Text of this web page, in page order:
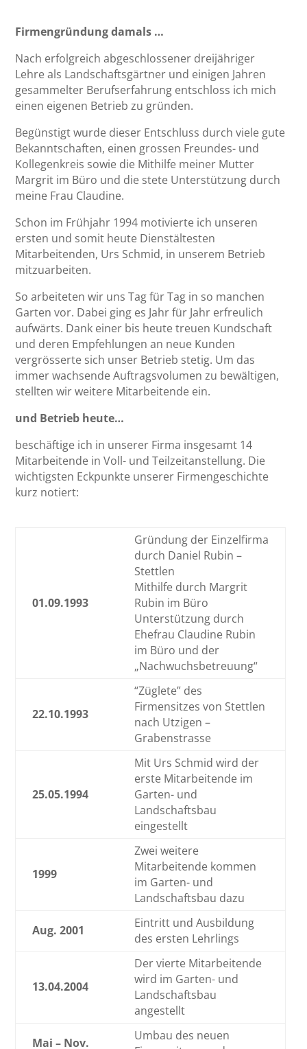
Firmengründung damals …
Nach erfolgreich abgeschlossener dreijähriger
Lehre als Landschaftsgärtner und einigen Jahren
gesammelter Berufserfahrung entschloss ich mich
einen eigenen Betrieb zu gründen.
Begünstigt wurde dieser Entschluss durch viele gute
Bekanntschaften, einen grossen Freundes- und
Kollegenkreis sowie die Mithilfe meiner Mutter
Margrit im Büro und die stete Unterstützung durch
meine Frau Claudine.
Schon im Frühjahr 1994 motivierte ich unseren
ersten und somit heute Dienstältesten
Mitarbeitenden, Urs Schmid, in unserem Betrieb
mitzuarbeiten.
So arbeiteten wir uns Tag für Tag in so manchen
Garten vor. Dabei ging es Jahr für Jahr erfreulich
aufwärts. Dank einer bis heute treuen Kundschaft
und deren Empfehlungen an neue Kunden
vergrösserte sich unser Betrieb stetig. Um das
immer wachsende Auftragsvolumen zu bewältigen,
stellten wir weitere Mitarbeitende ein.
und Betrieb heute…
beschäftige ich in unserer Firma insgesamt 14
Mitarbeitende in Voll- und Teilzeitanstellung. Die
wichtigsten Eckpunkte unserer Firmengeschichte
kurz notiert:
01.09.1993
Gründung der Einzelfirma
durch Daniel Rubin –
Stettlen
Mithilfe durch Margrit
Rubin im Büro
Unterstützung durch
Ehefrau Claudine Rubin
im Büro und der
„Nachwuchsbetreuung“
22.10.1993
“Züglete” des
Firmensitzes von Stettlen
nach Utzigen –
Grabenstrasse
25.05.1994
Mit Urs Schmid wird der
erste Mitarbeitende im
Garten- und
Landschaftsbau
eingestellt
1999
Zwei weitere
Mitarbeitende kommen
im Garten- und
Landschaftsbau dazu
Aug. 2001
Eintritt und Ausbildung
des ersten Lehrlings
13.04.2004
Der vierte Mitarbeitende
wird im Garten- und
Landschaftsbau
angestellt
Mai – Nov.
Umbau des neuen